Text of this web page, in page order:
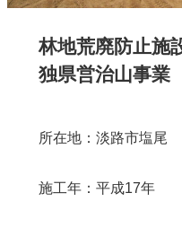
林地荒廃防止
独県営治山事業
所在地：淡路市塩尾
施工年：平成17年